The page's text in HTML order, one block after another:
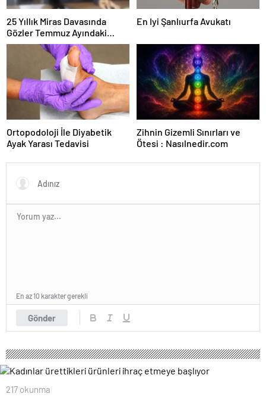
25 Yıllık Miras Davasında
Gözler Temmuz Ayındaki
Karar Duruşmasına Çevrildi
En Iyi Şanlıurfa Avukatı
Ortopodoloji İle Diyabetik
Ayak Yarası Tedavisi
Zihnin Gizemli Sınırları ve
Ötesi : Nasılnedir.com
Gönder
En az 10 karakter gerekli
217 okunma